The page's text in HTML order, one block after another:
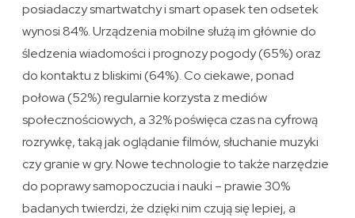
posiadaczy smartwatchy i smart opasek ten odsetek
wynosi 84%. Urządzenia mobilne służą im głównie do
śledzenia wiadomości i prognozy pogody (65%) oraz
do kontaktu z bliskimi (64%). Co ciekawe, ponad
połowa (52%) regularnie korzysta z mediów
społecznościowych, a 32% poświęca czas na cyfrową
rozrywkę, taką jak oglądanie filmów, słuchanie muzyki
czy granie w gry. Nowe technologie to także narzędzie
do poprawy samopoczucia i nauki – prawie 30%
badanych twierdzi, że dzięki nim czują się lepiej, a